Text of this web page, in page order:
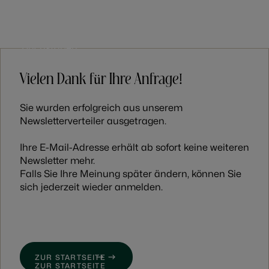
Vielen Dank für Ihre Anfrage!
Sie wurden erfolgreich aus unserem
Newsletterverteiler ausgetragen.
Ihre E-Mail-Adresse erhält ab sofort keine weiteren
Newsletter mehr.
Falls Sie Ihre Meinung später ändern, können Sie
sich jederzeit wieder anmelden.
ZUR STARTSEITE
ZUR STARTSEITE